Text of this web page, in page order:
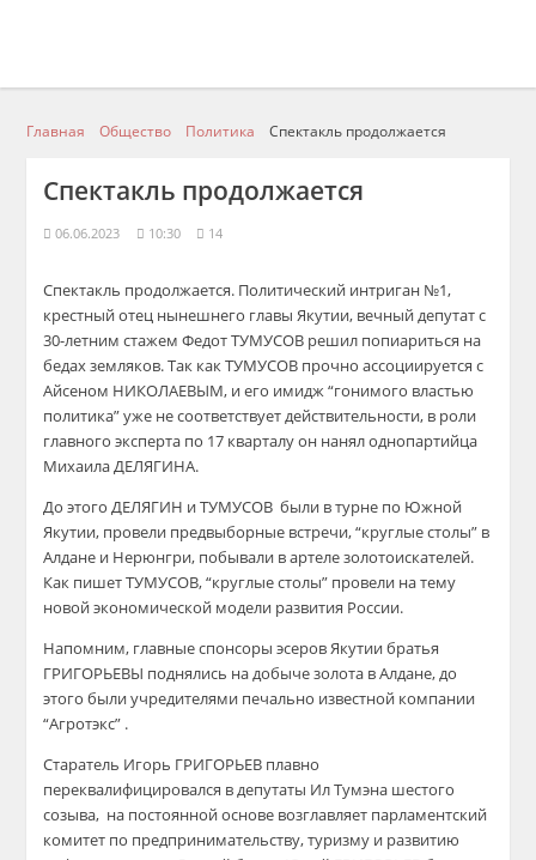
Главная Общество Политика Спектакль продолжается
Спектакль продолжается
06.06.2023 10:30 14
Спектакль продолжается. Политический интриган №1,
крестный отец нынешнего главы Якутии, вечный депутат с
30-летним стажем Федот ТУМУСОВ решил попиариться на
бедах земляков. Так как ТУМУСОВ прочно ассоциируется с
Айсеном НИКОЛАЕВЫМ, и его имидж “гонимого властью
политика” уже не соответствует действительности, в роли
главного эксперта по 17 кварталу он нанял однопартийца
Михаила ДЕЛЯГИНА.
До этого ДЕЛЯГИН и ТУМУСОВ были в турне по Южной
Якутии, провели предвыборные встречи, “круглые столы” в
Алдане и Нерюнгри, побывали в артеле золотоискателей.
Как пишет ТУМУСОВ, “круглые столы” провели на тему
новой экономической модели развития России.
Напомним, главные спонсоры эсеров Якутии братья
ГРИГОРЬЕВЫ поднялись на добыче золота в Алдане, до
этого были учредителями печально известной компании
“Агротэкс” .
Старатель Игорь ГРИГОРЬЕВ плавно
переквалифицировался в депутаты Ил Тумэна шестого
созыва, на постоянной основе возглавляет парламентский
комитет по предпринимательству, туризму и развитию